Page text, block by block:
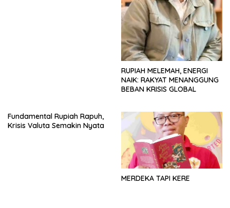
RUPIAH MELEMAH, ENERGI
NAIK: RAKYAT MENANGGUNG
BEBAN KRISIS GLOBAL
Fundamental Rupiah Rapuh,
Krisis Valuta Semakin Nyata
MERDEKA TAPI KERE